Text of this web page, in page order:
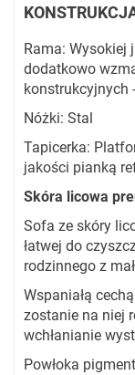
Rama: Wysokiej
dodatkowo
konstrukcyjnych -
Nóżki: Stal
Tapicerka:
jakości pianką
Skóra licowa
Sofa ze skóry
łatwej do
rodzinnego z
Wspaniałą
zostanie na niej
wchłanianie
Powłoka